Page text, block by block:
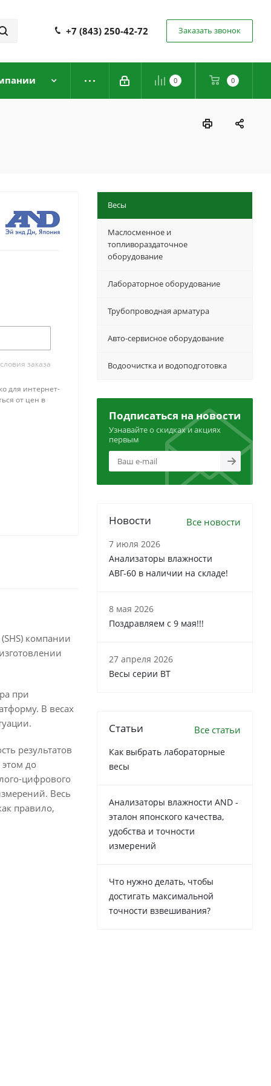
+7 (843) 250-42-72 Заказать звонок
0 0
заказа
для интернет-
от цен в
компании
при
В весах
результатов
до
цифрового
Весь
правило,
Весы
Маслосменное и
топливораздаточное
оборудование
Лабораторное оборудование
Трубопроводная арматура
Авто-сервисное оборудование
Водоочистка и водоподготовка
Подписаться на новости
Узнавайте о скидках и акциях
первым
Новости Все новости
7 июля 2026
Анализаторы влажности
АВГ-60 в наличии на складе!
8 мая 2026
Поздравляем с 9 мая!!!
27 апреля 2026
Весы серии ВТ
Статьи Все статьи
Как выбрать лабораторные
весы
Анализаторы влажности AND -
эталон японского качества,
удобства и точности
измерений
Что нужно делать, чтобы
достигать максимальной
точности взвешивания?